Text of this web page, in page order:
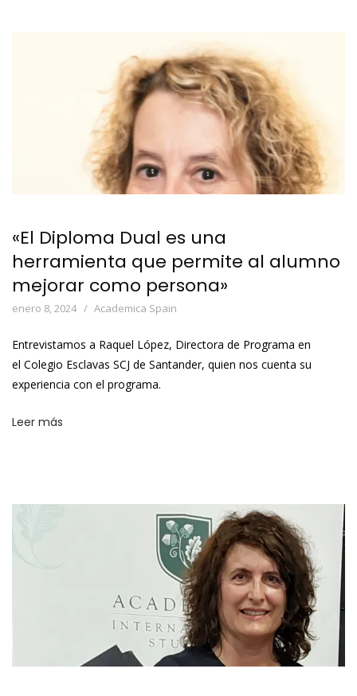
«El Diploma Dual es una
herramienta que permite al alumno
mejorar como persona»
enero 8, 2024 Academica Spain
Entrevistamos a Raquel López, Directora de Programa en
el Colegio Esclavas SCJ de Santander, quien nos cuenta su
experiencia con el programa.
Leer más